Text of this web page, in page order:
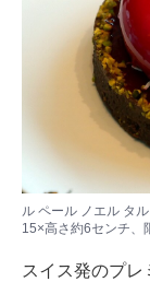
ル ペール ノエル タ
15×高さ約6センチ、
スイス発のプレ